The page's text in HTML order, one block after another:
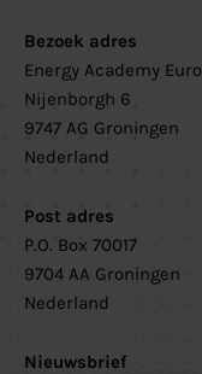
Bezoek adres
Energy Academy
Nijenborgh 6
9747 AG Groningen
Nederland
Post adres
P.O. Box 70017
9704 AA Groningen
Nederland
Nieuwsbrief